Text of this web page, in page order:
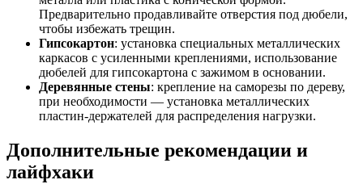
Предварительно продавливайте отверстия под дюбели,
чтобы избежать трещин.
Гипсокартон: установка специальных металлических
каркасов с усиленными креплениями, использование
дюбелей для гипсокартона с зажимом в основании.
Деревянные стены: крепление на саморезы по дереву,
при необходимости — установка металлических
пластин-держателей для распределения нагрузки.
Дополнительные рекомендации и
лайфхаки